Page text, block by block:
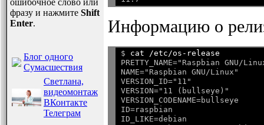
фразу и нажмите Shift
Enter.
Блог одного
Сумасшествия
Светлана,
видеомонтаж
ВКонтакте
Телеграм
Информацию о
$ cat /etc/os-release
PRETTY_NAME="Raspbian GNU/
NAME="Raspbian GNU/Linux"
VERSION_ID="11"
VERSION="11 (bullseye)"
VERSION_CODENAME=bullseye
ID=raspbian
ID_LIKE=debian